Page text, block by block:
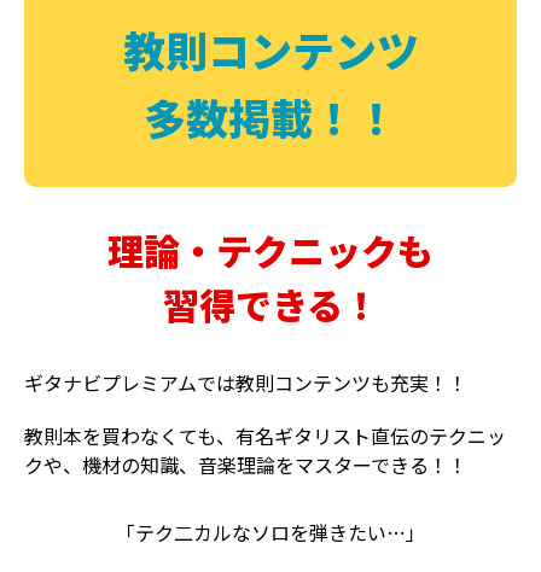
教則コンテンツ
多数掲載！！
理論・テクニックも
習得できる！
ギタナビプレミアムでは教則コンテンツも充実！！
教則本を買わなくても、有名ギタリスト直伝のテクニッ
クや、機材の知識、音楽理論をマスターできる！！
「テク二カルなソロを弾きたい…」